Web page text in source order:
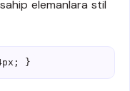
sahip elemanlara stil
}